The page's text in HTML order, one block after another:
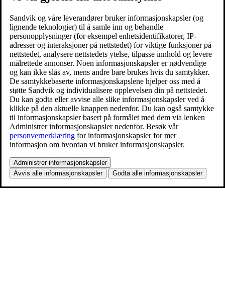
Sandvik og våre leverandører bruker informasjonskapsler (og
lignende teknologier) til å samle inn og behandle
personopplysninger (for eksempel enhetsidentifikatorer, IP-
adresser og interaksjoner på nettstedet) for viktige funksjoner på
nettstedet, analysere nettstedets ytelse, tilpasse innhold og levere
målrettede annonser. Noen informasjonskapsler er nødvendige
og kan ikke slås av, mens andre bare brukes hvis du samtykker.
De samtykkebaserte informasjonskapslene hjelper oss med å
støtte Sandvik og individualisere opplevelsen din på nettstedet.
Du kan godta eller avvise alle slike informasjonskapsler ved å
klikke på den aktuelle knappen nedenfor. Du kan også samtykke
til informasjonskapsler basert på formålet med dem via lenken
Administrer informasjonskapsler nedenfor. Besøk vår
personvernerklæring for informasjonskapsler for mer
informasjon om hvordan vi bruker informasjonskapsler.
Administrer informasjonskapsler
Avvis alle informasjonskapsler
Godta alle informasjonskapsler